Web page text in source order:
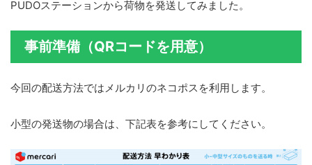
PUDOステーションから荷物を発送してみました。
事前準備（QRコードを用意）
今回の配送方法ではメルカリのネコポスを利用します。
小型の発送物の場合は、下記表を参考にしてください。